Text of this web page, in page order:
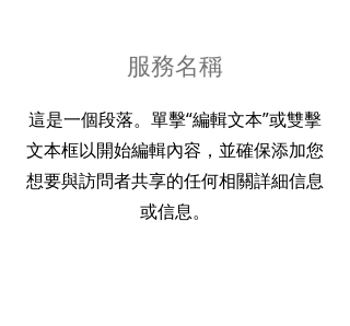
服務名稱
這是一個段落。單擊“編輯文本”或雙擊
文本框以開始編輯內容，並確保添加您
想要與訪問者共享的任何相關詳細信息
或信息。